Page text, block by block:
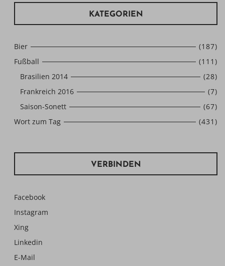
KATEGORIEN
Bier
(187)
Fußball
(111)
Brasilien 2014
(28)
Frankreich 2016
(7)
Saison-Sonett
(67)
Wort zum Tag
(431)
VERBINDEN
Facebook
Instagram
Xing
Linkedin
E-Mail